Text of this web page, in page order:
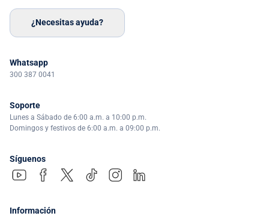
¿Necesitas ayuda?
Whatsapp
300 387 0041
Soporte
Lunes a Sábado de 6:00 a.m. a 10:00 p.m.
Domingos y festivos de 6:00 a.m. a 09:00 p.m.
Síguenos
Información